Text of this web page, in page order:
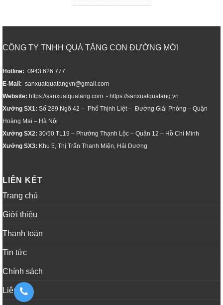
CÔNG TY TNHH QUÀ TẶNG CON ĐƯỜNG MỚI
Hotline: 0943.626.777
E-Mail: sanxuatquatangvn@gmail.com
Website: https://sanxuatquatang.com - https://sanxuatquatang.vn
Xưởng SX1: Số 289 Ngõ 42 – Phố Thịnh Liệt – Đường Giải Phóng – Quận
Hoàng Mai – Hà Nội
Xưởng SX2: 30/50 TL19 – Phường Thạnh Lộc – Quận 12 – Hồ Chí Minh
Xưởng SX3: Khu 5, Thị Trấn Thanh Miện, Hải Dương
LIÊN KẾT
Trang chủ
Giới thiệu
Thanh toán
Tin tức
Chính sách
Liên hệ